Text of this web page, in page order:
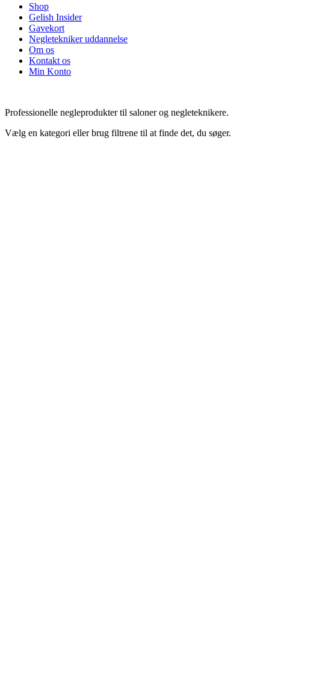
Shop
Gelish Insider
Gavekort
Negletekniker uddannelse
Om os
Kontakt os
Min Konto
Professionelle negleprodukter til saloner og negleteknikere.
Vælg en kategori eller brug filtrene til at finde det, du søger.